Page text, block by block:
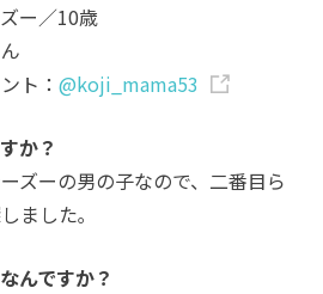
ー／10歳
ト：@koji_mama53
か？
ズーの男の子なので、二番目ら
ました｡
んですか？